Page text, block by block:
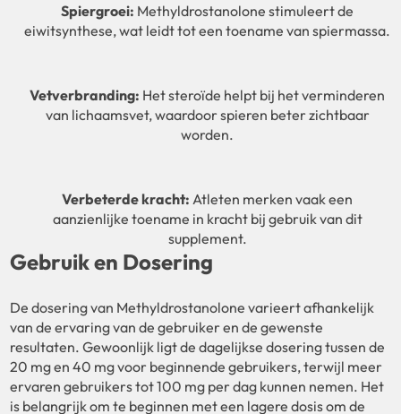
Spiergroei: Methyldrostanolone stimuleert de
eiwitsynthese, wat leidt tot een toename van spiermassa.
Vetverbranding: Het steroïde helpt bij het verminderen
van lichaamsvet, waardoor spieren beter zichtbaar
worden.
Verbeterde kracht: Atleten merken vaak een
aanzienlijke toename in kracht bij gebruik van dit
supplement.
Gebruik en Dosering
De dosering van Methyldrostanolone varieert afhankelijk
van de ervaring van de gebruiker en de gewenste
resultaten. Gewoonlijk ligt de dagelijkse dosering tussen de
20 mg en 40 mg voor beginnende gebruikers, terwijl meer
ervaren gebruikers tot 100 mg per dag kunnen nemen. Het
is belangrijk om te beginnen met een lagere dosis om de